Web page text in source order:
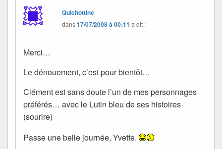
Quichottine
dans17/07/2008 à 00:11 a dit :
Merci…
Le dénouement, c’est pour bientôt…
Clément est sans doute l’un de mes personnages
préférés… avec le Lutin bleu de ses histoires
(sourire)
Passe une belle journée, Yvette.